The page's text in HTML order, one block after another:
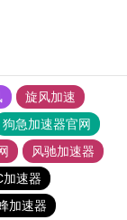
旋风加速
狗急加速器官网
风驰加速器
加速器
加速器